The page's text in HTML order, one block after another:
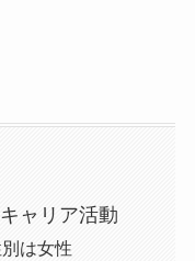
ャリア活動
は女性